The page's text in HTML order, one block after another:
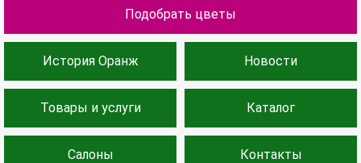
Подобрать цветы
История Оранж Новости
Товары и услуги Каталог
Салоны Контакты